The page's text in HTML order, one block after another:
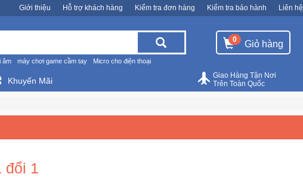
Giới thiệu Hỗ trợ khách hàng Kiểm tra đơn hàng Kiểm tra bảo hành Liên hệ
âm máy chơi game cầm tay Micro cho điện thoại
0 Giỏ hàng
Khuyến Mãi
Giao Hàng Tận Nơi
Trên Toàn Quốc
đổi 1